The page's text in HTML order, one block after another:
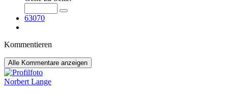
63070
Kommentieren
Alle Kommentare anzeigen
Norbert Lange